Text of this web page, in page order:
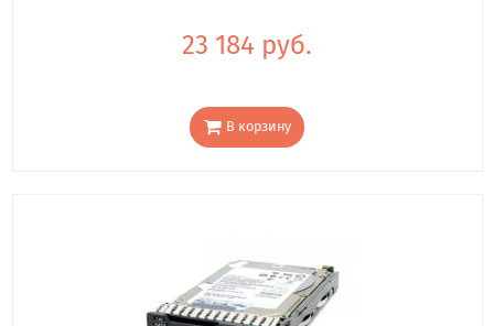
23 184 руб.
В корзину